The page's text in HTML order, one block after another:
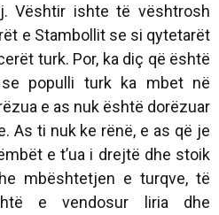
Vështir ishte të vështrosh
e Stambollit se si qytetarët
turk. Por, ka diç që është
populli turk ka mbet në
e as nuk është dorëzuar
As ti nuk ke rënë, e as që je
e t’ua i drejtë dhe stoik
mbështetjen e turqve, të
e vendosur liria dhe